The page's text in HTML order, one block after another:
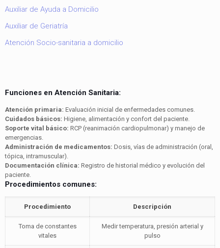
Auxiliar de Ayuda a Domicilio
Auxiliar de Geriatría
Atención Socio-sanitaria a domicilio
Funciones en Atención Sanitaria:
Atención primaria: Evaluación inicial de enfermedades comunes.
Cuidados básicos: Higiene, alimentación y confort del paciente.
Soporte vital básico: RCP (reanimación cardiopulmonar) y manejo de
emergencias.
Administración de medicamentos: Dosis, vías de administración (oral,
tópica, intramuscular).
Documentación clínica: Registro de historial médico y evolución del
paciente.
Procedimientos comunes:
Procedimiento Descripción
Toma de constantes
vitales
Medir temperatura, presión arterial y
pulso